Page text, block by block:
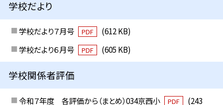
学校だより
学校だより７月号 PDF
(612 KB)
学校だより６月号
PDF (605 KB)
学校関係者評価
令和７年度 各評価から（まとめ）034京西小 PDF
(243